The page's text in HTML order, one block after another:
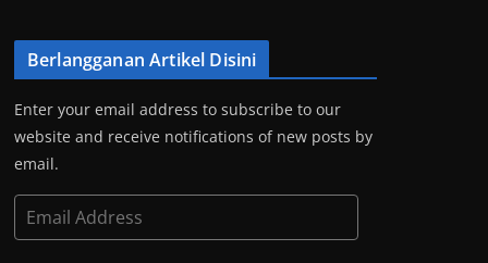
Berlangganan Artikel Disini
Enter your email address to subscribe to our
website and receive notifications of new posts by
email.
m